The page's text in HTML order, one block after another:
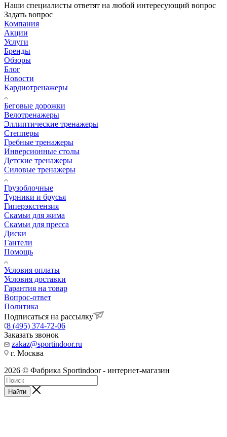
Наши специалисты ответят на любой интересующий вопрос
Задать вопрос
Компания
Акции
Услуги
Бренды
Обзоры
Блог
Новости
Кардиотренажеры
Беговые дорожки
Велотренажеры
Эллиптические тренажеры
Степперы
Гребные тренажеры
Инверсионные столы
Детские тренажеры
Силовые тренажеры
Грузоблочные
Турники и брусья
Гиперэкстензия
Скамьи для жима
Скамьи для пресса
Диски
Гантели
Помощь
Условия оплаты
Условия доставки
Гарантия на товар
Вопрос-ответ
Политика
Подписаться на рассылку
8 (495) 374-72-06
Заказать звонок
zakaz@sportindoor.ru
г. Москва
2026 © Фабрика Sportindoor - интернет-магазин
Найти